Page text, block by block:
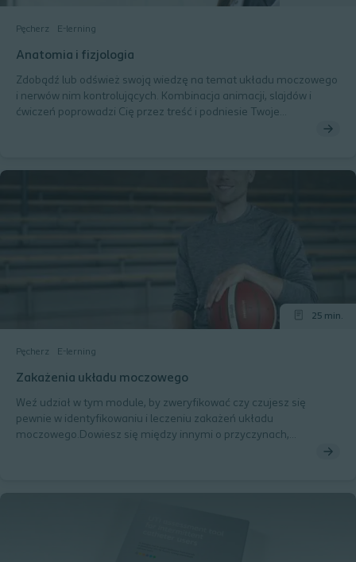
Pęcherz E-lerning
Anatomia i fizjologia
Zdobądź lub odśwież swoją wiedzę na temat układu moczowego
i nerwów nim kontrolujących. Kombinacja animacji, slajdów i
ćwiczeń poprowadzi Cię przez treść i podniesie Twoje
Pęcherz E-lerning
25 min.
Zakażenia układu moczowego
Weź udział w tym module, by zweryfikować czy czujesz się
pewnie w identyfikowaniu i leczeniu zakażeń układu
moczowego.Dowiesz się między innymi o przyczynach,